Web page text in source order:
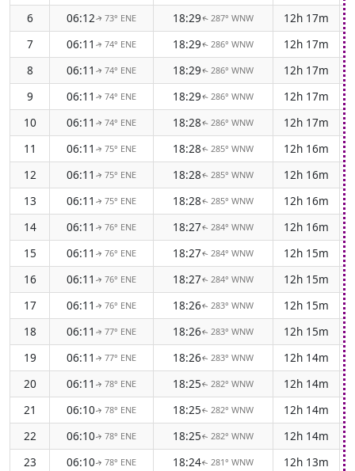
6
06:12↑73° ENE 18:29↑ 287° WNW 12h 17m
7
06:11 ↑ 74° ENE 18:29↑ 286° WNW 12h 17m
8
06:11 ↑ 74° ENE 18:29↑ 286° WNW 12h 17m
9
06:11 ↑ 74° ENE 18:29↑ 286° WNW 12h 17m
10
06:11 ↑ 74° ENE 18:28↑ 286° WNW 12h 17m
11
06:11 ↑ 75° ENE 18:28↑ 285° WNW 12h 16m
12
06:11 ↑ 75° ENE 18:28↑ 285° WNW 12h 16m
13
06:11 ↑ 75° ENE 18:28↑ 285° WNW 12h 16m
14
06:11 ↑ 76° ENE 18:27↑ 284° WNW 12h 16m
15
06:11 ↑ 76° ENE 18:27↑ 284° WNW 12h 15m
16
06:11 ↑ 76° ENE 18:27↑ 284° WNW 12h 15m
17
06:11 ↑ 76° ENE 18:26↑ 283° WNW 12h 15m
18
06:11 ↑ 77° ENE 18:26↑ 283° WNW 12h 15m
19
06:11 ↑ 77° ENE 18:26↑ 283° WNW 12h 14m
20
06:11 ↑ 78° ENE 18:25↑ 282° WNW 12h 14m
21
06:10↑ 78° ENE 18:25↑ 282° WNW 12h 14m
22
06:10↑ 78° ENE 18:25↑ 282° WNW 12h 14m
23
06:10↑ 78° ENE 18:24↑ 281° WNW 12h 13m